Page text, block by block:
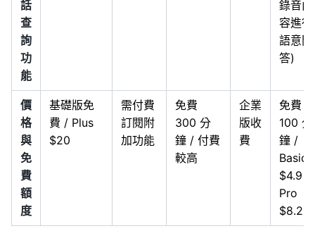
話
查
詢
功
能
錄音內
容進行
語意問
答)
價
格
與
免
費
額
度
基礎版免
費 / Plus
$20
需付費
訂閱附
加功能
免費
300 分
鐘 / 付費
較高
企業
版收
費
免費
100 分
鐘 /
Basic
$4.9 /
Pro
$8.25